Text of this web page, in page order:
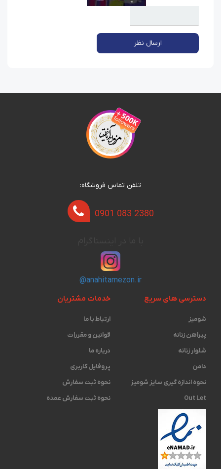
ارسال نظر
تلفن تماس فروشگاه:
0901 083 2380
@anahitamezon.ir
دسترسی های سریع
شومیز
پیراهن زنانه
شلوار زنانه
دامن
نحوه اندازه گیری ‫سایز شومیز
Out Let
خدمات مشتریان
ارتباط با ما
قوانین و مقررات
درباره ما
پروفایل کاربری
نحوه ثبت سفارش
نحوه ثبت سفارش عمده